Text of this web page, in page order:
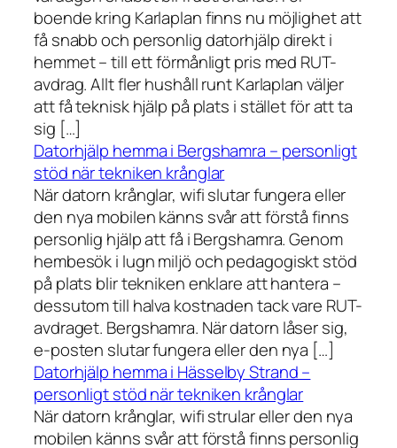
boende kring Karlaplan finns nu möjlighet att
få snabb och personlig datorhjälp direkt i
hemmet – till ett förmånligt pris med RUT-
avdrag. Allt fler hushåll runt Karlaplan väljer
att få teknisk hjälp på plats i stället för att ta
sig […]
Datorhjälp hemma i Bergshamra – personligt
stöd när tekniken krånglar
När datorn krånglar, wifi slutar fungera eller
den nya mobilen känns svår att förstå finns
personlig hjälp att få i Bergshamra. Genom
hembesök i lugn miljö och pedagogiskt stöd
på plats blir tekniken enklare att hantera –
dessutom till halva kostnaden tack vare RUT-
avdraget. Bergshamra. När datorn låser sig,
e-posten slutar fungera eller den nya […]
Datorhjälp hemma i Hässelby Strand –
personligt stöd när tekniken krånglar
När datorn krånglar, wifi strular eller den nya
mobilen känns svår att förstå finns personlig